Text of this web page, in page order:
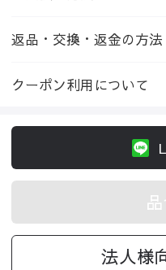
返品・交換・返金の方法
クーポン利用について
法人様